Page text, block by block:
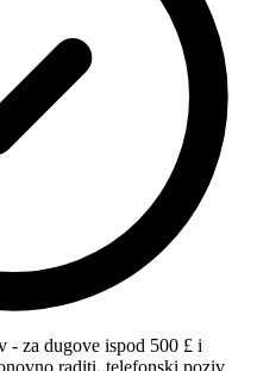
- za dugove ispod 500 £ i
raditi, telefonski poziv